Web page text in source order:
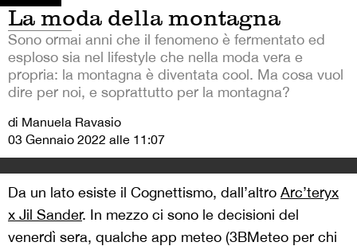
La moda della montagna
Sono ormai anni che il fenomeno è fermentato ed
esploso sia nel lifestyle che nella moda vera e
propria: la montagna è diventata cool. Ma cosa vuol
dire per noi, e soprattutto per la montagna?
di Manuela Ravasio
03 Gennaio 2022 alle 11:07
Da un lato esiste il Cognettismo, dall’altro Arc’teryx
x Jil Sander. In mezzo ci sono le decisioni del
venerdì sera, qualche app meteo (3BMeteo per chi